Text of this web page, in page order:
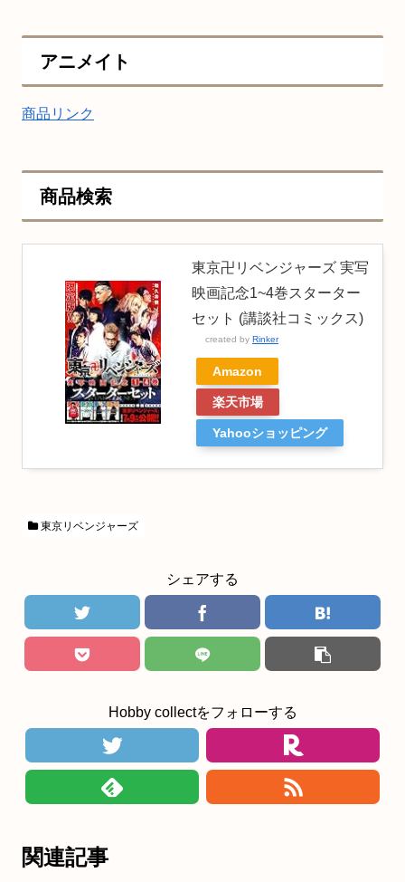
アニメイト
商品リンク
商品検索
東京卍リベンジャーズ 実写
映画記念1~4巻スターター
セット (講談社コミックス)
created by Rinker
Amazon
楽天市場
Yahooショッピング
東京リベンジャーズ
シェアする
Hobby collectをフォローする
関連記事